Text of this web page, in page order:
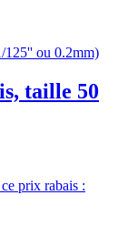
taille 50
prix rabais :